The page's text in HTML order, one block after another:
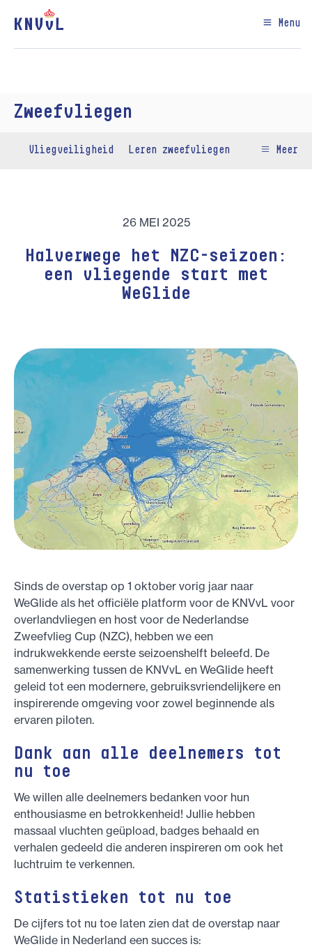
Menu
Zweefvliegen
Vliegveiligheid Leren zweefvliegen Meer
26 MEI 2025
Halverwege het NZC-seizoen:
een vliegende start met
WeGlide
Sinds de overstap op 1 oktober vorig jaar naar
WeGlide als het officiële platform voor de KNVvL voor
overlandvliegen en host voor de Nederlandse
Zweefvlieg Cup (NZC), hebben we een
indrukwekkende eerste seizoenshelft beleefd. De
samenwerking tussen de KNVvL en WeGlide heeft
geleid tot een modernere, gebruiksvriendelijkere en
inspirerende omgeving voor zowel beginnende als
ervaren piloten.
Dank aan alle deelnemers tot
nu toe
We willen alle deelnemers bedanken voor hun
enthousiasme en betrokkenheid! Jullie hebben
massaal vluchten geüpload, badges behaald en
verhalen gedeeld die anderen inspireren om ook het
luchtruim te verkennen.
Statistieken tot nu toe
De cijfers tot nu toe laten zien dat de overstap naar
WeGlide in Nederland een succes is: